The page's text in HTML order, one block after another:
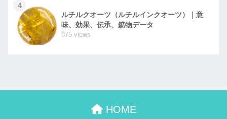
4
ルチルクオーツ（ルチルインクオーツ）｜意
味、効果、伝承、鉱物データ
875 views
HOME